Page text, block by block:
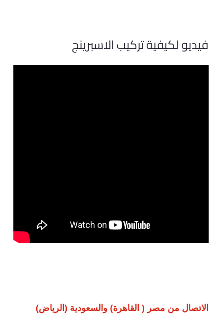
فيديو لكيفية تركيب الاسبرينج
الاتصال من مصر ( القاهرة) والسعودية (الرياض)